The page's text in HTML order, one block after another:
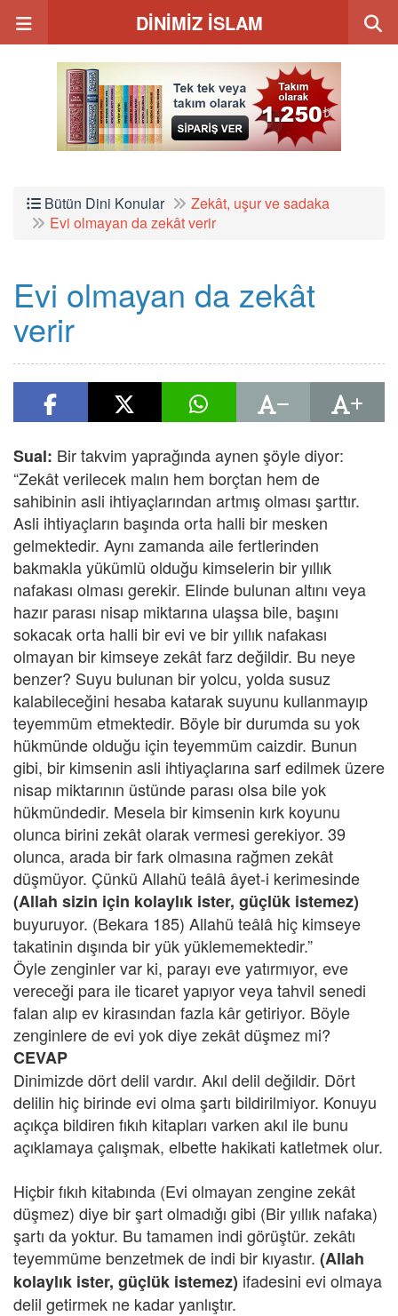
DİNİMİZ İSLAM
Bütün Dini Konular
Zekât, uşur ve sadaka
Evi olmayan da zekât verir
Evi olmayan da zekât
verir
Sual: Bir takvim yaprağında aynen şöyle diyor:
“Zekât verilecek malın hem borçtan hem de
sahibinin asli ihtiyaçlarından artmış olması şarttır.
Asli ihtiyaçların başında orta halli bir mesken
gelmektedir. Aynı zamanda aile fertlerinden
bakmakla yükümlü olduğu kimselerin bir yıllık
nafakası olması gerekir. Elinde bulunan altını veya
hazır parası nisap miktarına ulaşsa bile, başını
sokacak orta halli bir evi ve bir yıllık nafakası
olmayan bir kimseye zekât farz değildir. Bu neye
benzer? Suyu bulunan bir yolcu, yolda susuz
kalabileceğini hesaba katarak suyunu kullanmayıp
teyemmüm etmektedir. Böyle bir durumda su yok
hükmünde olduğu için teyemmüm caizdir. Bunun
gibi, bir kimsenin asli ihtiyaçlarına sarf edilmek üzere
nisap miktarının üstünde parası olsa bile yok
hükmündedir. Mesela bir kimsenin kırk koyunu
olunca birini zekât olarak vermesi gerekiyor. 39
olunca, arada bir fark olmasına rağmen zekât
düşmüyor. Çünkü Allahü teâlâ âyet-i kerimesinde
(Allah sizin için kolaylık ister, güçlük istemez)
buyuruyor. (Bekara 185) Allahü teâlâ hiç kimseye
takatinin dışında bir yük yüklememektedir.”
Öyle zenginler var ki, parayı eve yatırmıyor, eve
vereceği para ile ticaret yapıyor veya tahvil senedi
falan alıp ev kirasından fazla kâr getiriyor. Böyle
zenginlere de evi yok diye zekât düşmez mi?
CEVAP
Dinimizde dört delil vardır. Akıl delil değildir. Dört
delilin hiç birinde evi olma şartı bildirilmiyor. Konuyu
açıkça bildiren fıkıh kitapları varken akıl ile bunu
açıklamaya çalışmak, elbette hakikati katletmek olur.
Hiçbir fıkıh kitabında (Evi olmayan zengine zekât
düşmez) diye bir şart olmadığı gibi (Bir yıllık nafaka)
şartı da yoktur. Bu tamamen indi görüştür. zekâtı
teyemmüme benzetmek de indi bir kıyastır. (Allah
kolaylık ister, güçlük istemez) ifadesini evi olmaya
delil getirmek ne kadar yanlıştır.